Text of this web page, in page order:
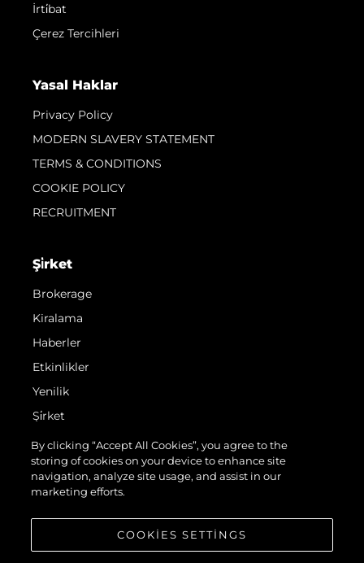
İrti̇bat
Çerez Tercihleri
Yasal Haklar
Privacy Policy
MODERN SLAVERY STATEMENT
TERMS & CONDITIONS
COOKIE POLICY
RECRUITMENT
Şi̇rket
Brokerage
Kiralama
Haberler
Etkinlikler
Yenilik
Şi̇rket
Ekip
Yaşam Şekli̇
Mi̇ras
By clicking “Accept All Cookies”, you agree to the
storing of cookies on your device to enhance site
navigation, analyze site usage, and assist in our
marketing efforts.
COOKIES SETTINGS